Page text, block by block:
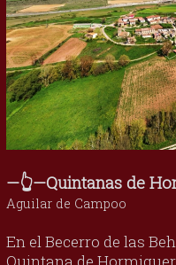
—👆—Quintanas de
Aguilar de Campoo
En el Becerro de las